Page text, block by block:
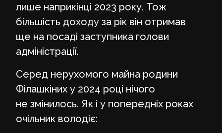
лише наприкінці 2023 року. Тож
більшість доходу за рік він отримав
ще на посаді заступника голови
адміністрації.
Серед нерухомого майна родини
Філашкіних у 2024 році нічого
не змінилось. Як і у попередніх роках
очільник володіє: